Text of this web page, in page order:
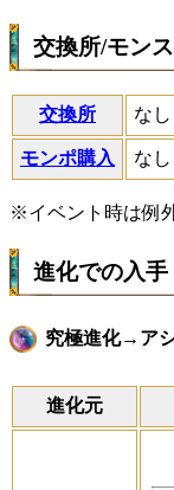
交換所/モン
交換所 なし
モンポ購入 なし
※イベント時は例
進化での入手
究極進化→ア
進化元